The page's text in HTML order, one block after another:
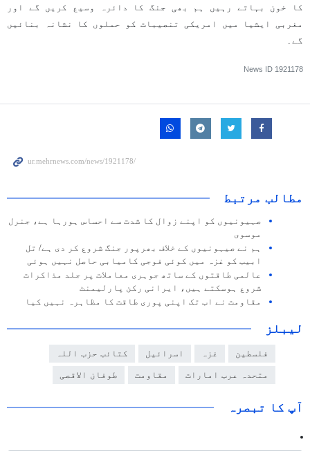
کا خون بہاتے رہیں ہم بھی جنگ کا دائرہ وسیع کریں گے اور
مغربی ایشیا میں امریکی تنصیبات کو حملوں کا نشانہ بنائیں
گے۔
News ID 1921178
مطالب مرتبط
صہیونیوں کو اپنے زوال کا شدت سے احساس ہورہا ہے، جنرل
موسوی
ہم نے صیہونیوں کے خلاف بھرپور جنگ شروع کر دی ہے/ تل
ابیب کو غزہ میں کوئی فوجی کامیابی حاصل نہیں ہوئی
عالمی طاقتوں کے ساتھ جوہری معاملات پر جلد مذاکرات
شروع ہوسکتے ہیں، ایرانی رکن پارلیمنٹ
مقاومت نے اب تک اپنی پوری طاقت کا مظاہرہ نہیں کیا
لیبلز
فلسطین غزہ اسرائیل کتائب حزب اللہ
متحدہ عرب امارات مقاومت طوفان الاقصی
آپ کا تبصرہ